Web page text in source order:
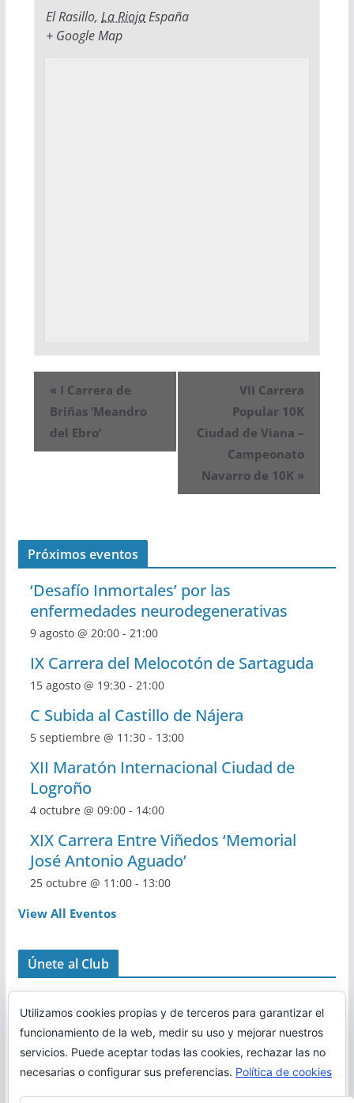
El Rasillo, La RiojaEspaña
+ Google Map
« I Carrera de
Briñas ‘Meandro
del Ebro’
VII Carrera
Popular 10K
Ciudad de Viana –
Campeonato
Navarro de 10K »
Próximos eventos
‘Desafío Inmortales’ por las
enfermedades neurodegenerativas
9 agosto @ 20:00- 21:00
IX Carrera del Melocotón de Sartaguda
15 agosto @ 19:30- 21:00
C Subida al Castillo de Nájera
5 septiembre @ 11:30- 13:00
XII Maratón Internacional Ciudad de
Logroño
4 octubre @ 09:00- 14:00
XIX Carrera Entre Viñedos ‘Memorial
José Antonio Aguado’
25 octubre @ 11:00- 13:00
View All Eventos
Únete al Club
Utilizamos cookies propias y de terceros para garantizar el
funcionamiento de la web, medir su uso y mejorar nuestros
servicios. Puede aceptar todas las cookies, rechazar las no
necesarias o configurar sus preferencias. Política de cookies